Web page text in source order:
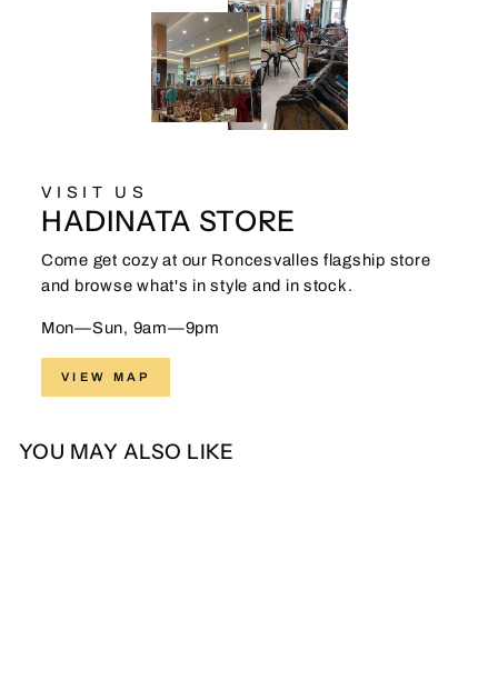
VISIT US
HADINATA STORE
Come get cozy at our Roncesvalles flagship store
and browse what's in style and in stock.
Mon—Sun, 9am—9pm
VIEW MAP
YOU MAY ALSO LIKE